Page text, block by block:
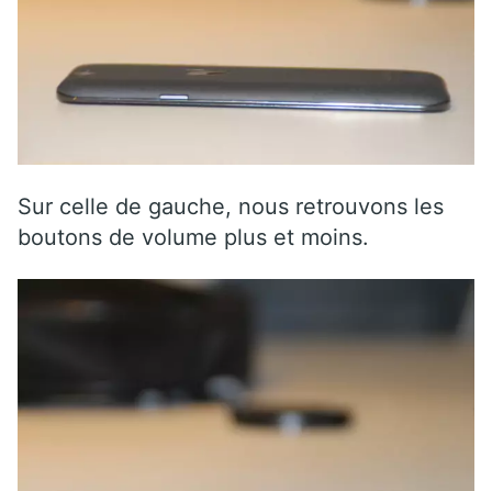
Sur celle de gauche, nous retrouvons les
boutons de volume plus et moins.